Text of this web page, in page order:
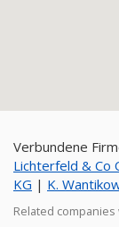
Verbundene
Lichterfeld & Co
KG | K.
Related